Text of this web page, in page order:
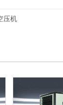
压机